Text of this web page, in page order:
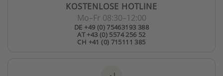
KOSTENLOSE HOTLINE
Mo–Fr 08:30–12:00
DE +49 (0) 75463193 388
AT +43 (0) 5574 256 52
CH +41 (0) 715111 385